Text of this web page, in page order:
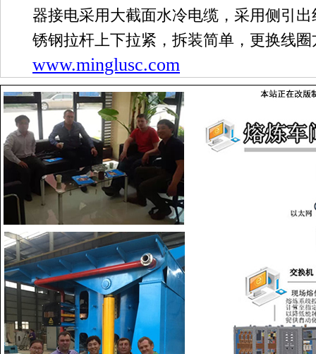
器接电采用大截面水冷电缆，采用侧引
锈钢拉杆上下拉紧，拆装简单，更换线圈
www.minglusc.com